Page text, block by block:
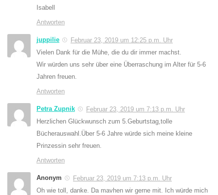
Isabell
Antworten
juppilie
Februar 23, 2019 um 12:25 p.m. Uhr
Vielen Dank für die Mühe, die du dir immer machst.
Wir würden uns sehr über eine Überraschung im Alter für 5-6
Jahren freuen.
Antworten
Petra Zupnik
Februar 23, 2019 um 7:13 p.m. Uhr
Herzlichen Glückwunsch zum 5.Geburtstag,tolle
Bücherauswahl.Über 5-6 Jahre würde sich meine kleine
Prinzessin sehr freuen.
Antworten
Anonym
Februar 23, 2019 um 7:13 p.m. Uhr
Oh wie toll, danke. Da mavhen wir gerne mit. Ich würde mich